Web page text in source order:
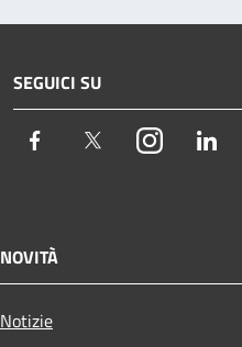
SEGUICI SU
Facebook TwitterInstagram
NOVITÀ
Notizie